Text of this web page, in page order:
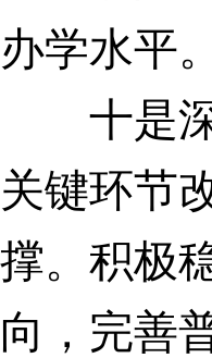
办学水平
十是深
关键环节
撑。积极
向，完善